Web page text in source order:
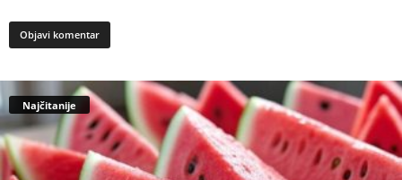
Najčitanije